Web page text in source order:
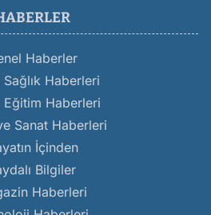
Haberler
Haberleri
Haberleri
Sanat Haberleri
İçinden
Bilgiler
Haberleri